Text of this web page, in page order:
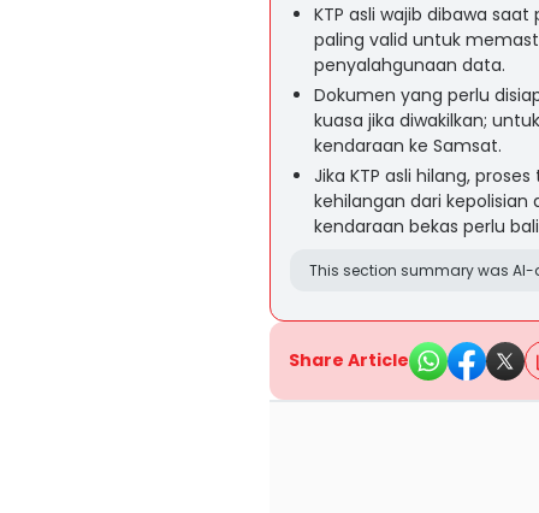
KTP asli wajib dibawa
paling valid untuk
penyalahgunaan data.
Dokumen yang perlu
kuasa jika diwakilkan;
kendaraan ke Samsat.
Jika KTP asli hilang,
kehilangan dari
kendaraan bekas perlu
This section summary was
Share Article